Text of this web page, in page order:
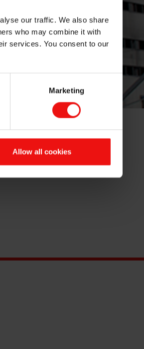
our traffic. We also share
who may combine it with
services. You consent to our
Marketing
Allow all cookies